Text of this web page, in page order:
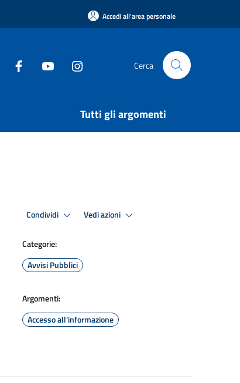
Accedi all'area personale
Cerca
Tutti gli argomenti
Condividi Vedi azioni
Categorie:
Avvisi Pubblici
Argomenti:
Accesso all'informazione